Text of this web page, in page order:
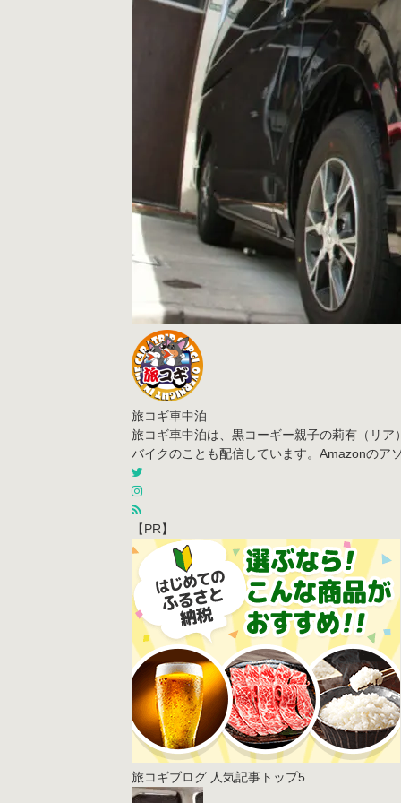
旅コギ車中泊
旅コギ車中泊は、黒コーギー親子の莉有（リ
バイクのことも配信しています。Amazonのア
【PR】
旅コギブログ 人気記事トップ5